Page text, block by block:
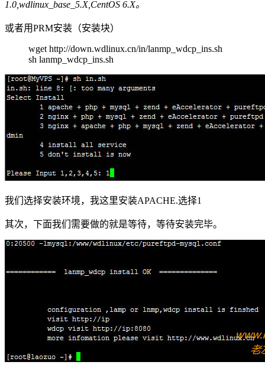
1.0,wdlinux_base_5.X,CentOS 6.X。
或者用PRM安装（安装块）
wget http://down.wdlinux.cn/in/lanmp_wdcp_ins.sh
sh lanmp_wdcp_ins.sh
我们选择安装环境，我这里安装APACHE.选择1
其次，下面我们需要做的就是等待，等待安装完毕。